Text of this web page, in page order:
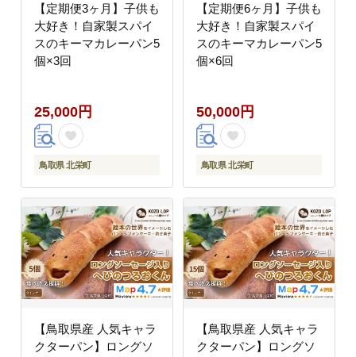
【定期便3ヶ月】子供も
大好き！自家製スパイ
スのキーマカレーパン5
個×3回
25,000円
鳥取県 北栄町
【定期便6ヶ月】子供も
大好き！自家製スパイ
スのキーマカレーパン5
個×6回
50,000円
鳥取県 北栄町
【鳥取県産 人気キャラ
クターパン】ロングソ
【鳥取県産 人気キャラ
クターパン】ロングソ